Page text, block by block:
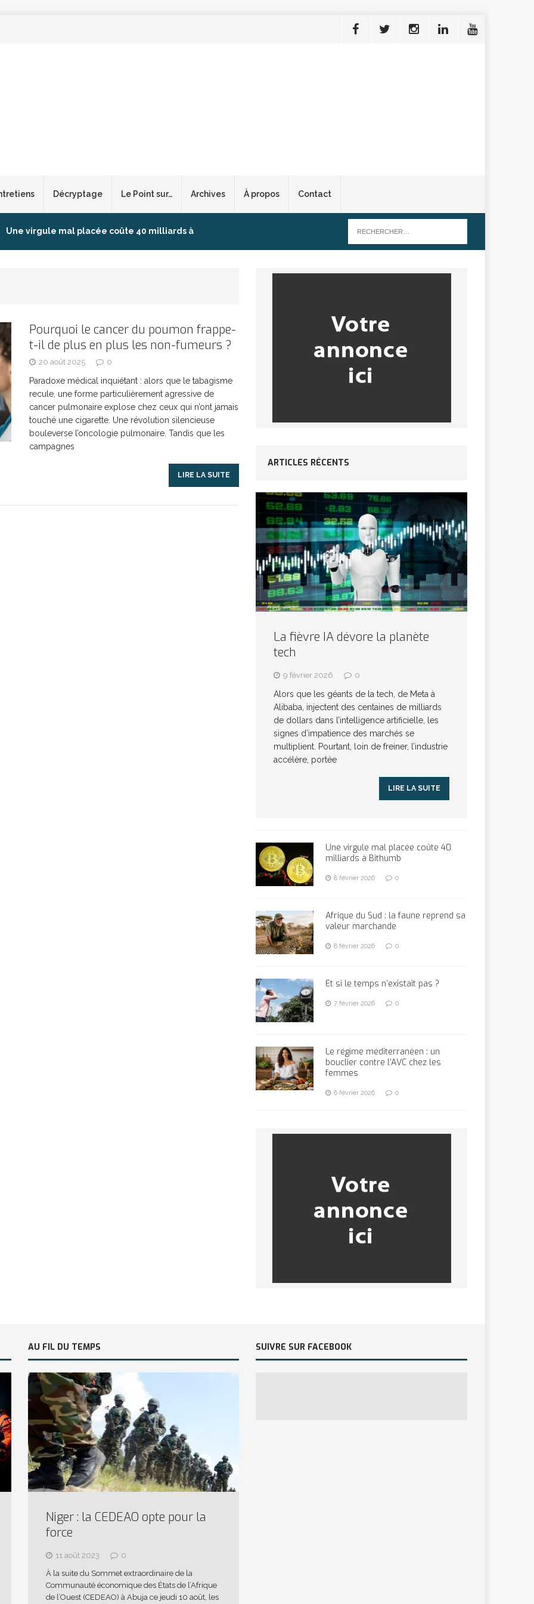
Décryptage Le Point sur… Archives À propos Contact
Une virgule mal placée coûte 40 milliards à
ARTICLES RÉÇENTS
Et si le temps n’existait pas ? ARTICLES RÉÇENTS
Le régime méditerranéen : un bouclier contre
ARTICLES RÉÇENTS
Énergie solaire : l’Afrique passe de la pénurie à
Pourquoi le cancer du poumon frappe-
t-il de plus en plus les non-fumeurs ?
20 août 2025 0
Paradoxe médical inquiétant : alors que le tabagisme
recule, une forme particulièrement agressive de
cancer pulmonaire explose chez ceux qui n’ont jamais
touché une cigarette. Une révolution silencieuse
bouleverse l’oncologie pulmonaire. Tandis que les
campagnes
LIRE LA SUITE
ARTICLES RÉCENTS
La fièvre IA dévore la planète
tech
9 février 2026 0
Alors que les géants de la tech, de Meta à
Alibaba, injectent des centaines de milliards
de dollars dans l’intelligence artificielle, les
signes d’impatience des marchés se
multiplient. Pourtant, loin de freiner, l’industrie
accélère, portée
LIRE LA SUITE
Une virgule mal placée coûte 40
milliards à Bithumb
8 février 2026 0
Afrique du Sud : la faune reprend sa
valeur marchande
8 février 2026 0
Et si le temps n’existait pas ?
7 février 2026 0
Le régime méditerranéen : un
bouclier contre l’AVC chez les
femmes
6 février 2026 0
AU FIL DU TEMPS
Niger : la CEDEAO opte pour la
force
11 août 2023
0
À la suite du Sommet extraordinaire de la
Communauté économique des États de l’Afrique
de l’Ouest (CEDEAO) à Abuja ce jeudi 10 août, les
SUIVRE SUR FACEBOOK